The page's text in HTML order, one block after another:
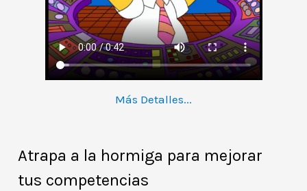
Más Detalles...
Atrapa a la hormiga para mejorar
tus competencias